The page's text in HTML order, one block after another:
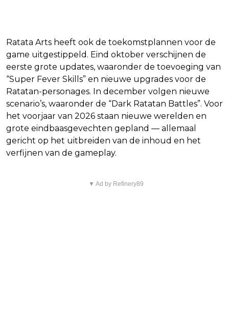
Ratata Arts heeft ook de toekomstplannen voor de
game uitgestippeld. Eind oktober verschijnen de
eerste grote updates, waaronder de toevoeging van
“Super Fever Skills” en nieuwe upgrades voor de
Ratatan-personages. In december volgen nieuwe
scenario’s, waaronder de “Dark Ratatan Battles”. Voor
het voorjaar van 2026 staan nieuwe werelden en
grote eindbaasgevechten gepland — allemaal
gericht op het uitbreiden van de inhoud en het
verfijnen van de gameplay.
▼ Ad by Refinery89